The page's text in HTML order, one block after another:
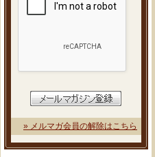
» メルマガ会員の解除はこちら